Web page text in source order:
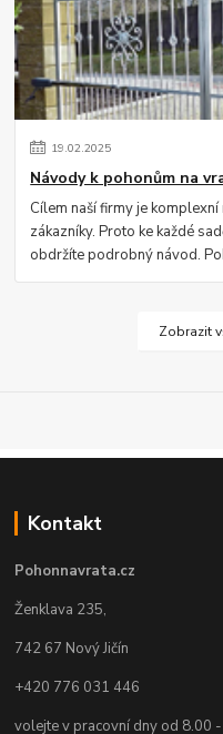
19.02.2025
Návody k pohonům na
Cílem naší firmy je
zákazníky. Proto ke každé
obdržíte podrobný návod.
Zobrazit
Kontakt
Pohonnavrata.cz
Ženklava 235,
742 67 Nový Jičín
+420 776 031 446
volejte v pracovní dny od 8.00